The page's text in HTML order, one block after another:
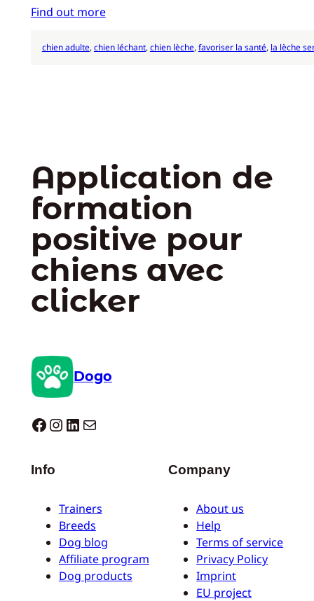
Find out more
chien adulte, chien léchant, chien lèche, favoriser la santé, la lèche
Application de
formation
positive pour
chiens avec
clicker
Dogo
Dogo facebook InstagramLinkedIn E-mail
Info
Trainers
Breeds
Dog blog
Affiliate program
Dog products
Company
About us
Help
Terms of service
Privacy Policy
Imprint
EU project